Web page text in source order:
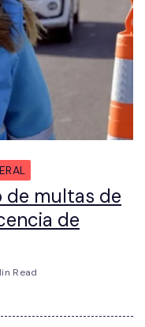
de multas de
de
Read